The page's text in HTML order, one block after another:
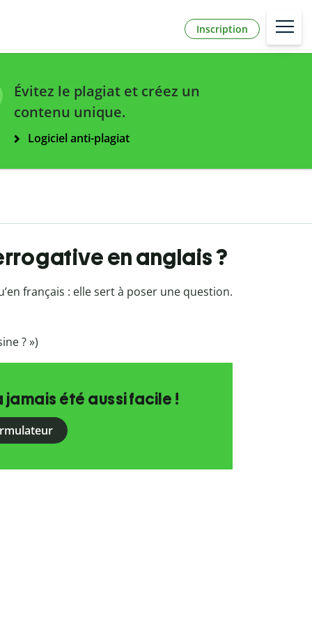
Inscription
Évitez le plagiat et créez un
contenu unique.
Logiciel anti-plagiat
en anglais ?
français : elle sert à poser une question.
? »)
jamais été aussi facile !